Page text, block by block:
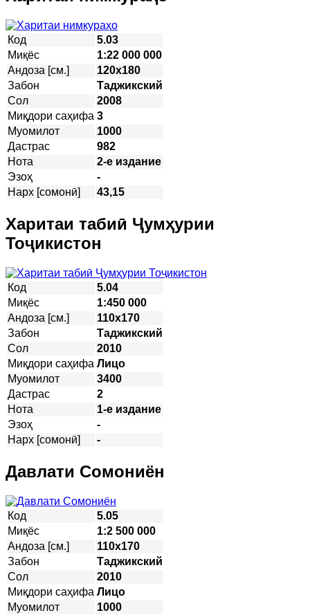
Код
5.03
Миқёс
1:22 000 000
Андоза [см.]
120х180
Забон
Таджикский
Сол
2008
Миқдори саҳифа 3
Муомилот
1000
Дастрас
982
Нота
2-е издание
Эзоҳ
-
Нарх [сомонӣ]
43,15
Харитаи табиӣ Ҷумҳурии
Тоҷикистон
Код
5.04
Миқёс
1:450 000
Андоза [см.]
110х170
Забон
Таджикский
Сол
2010
Миқдори саҳифа Лицо
Муомилот
3400
Дастрас
2
Нота
1-е издание
Эзоҳ
-
Нарх [сомонӣ]
-
Давлати Сомониён
Код
5.05
Миқёс
1:2 500 000
Андоза [см.]
110х170
Забон
Таджикский
Сол
2010
Миқдори саҳифа Лицо
Муомилот
1000